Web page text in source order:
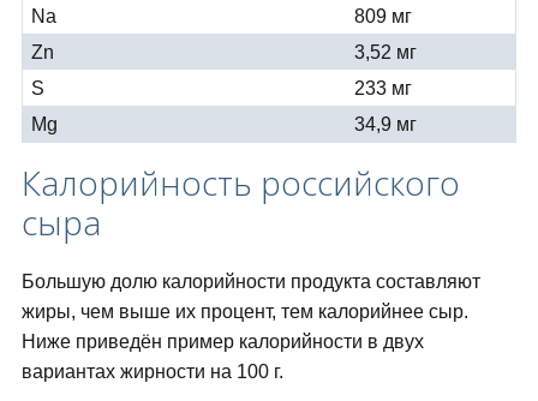
Na
809 мг
Zn
3,52 мг
S
233 мг
Mg
34,9 мг
Калорийность российского
сыра
Большую долю калорийности продукта составляют
жиры, чем выше их процент, тем калорийнее сыр.
Ниже приведён пример калорийности в двух
вариантах жирности на 100 г.